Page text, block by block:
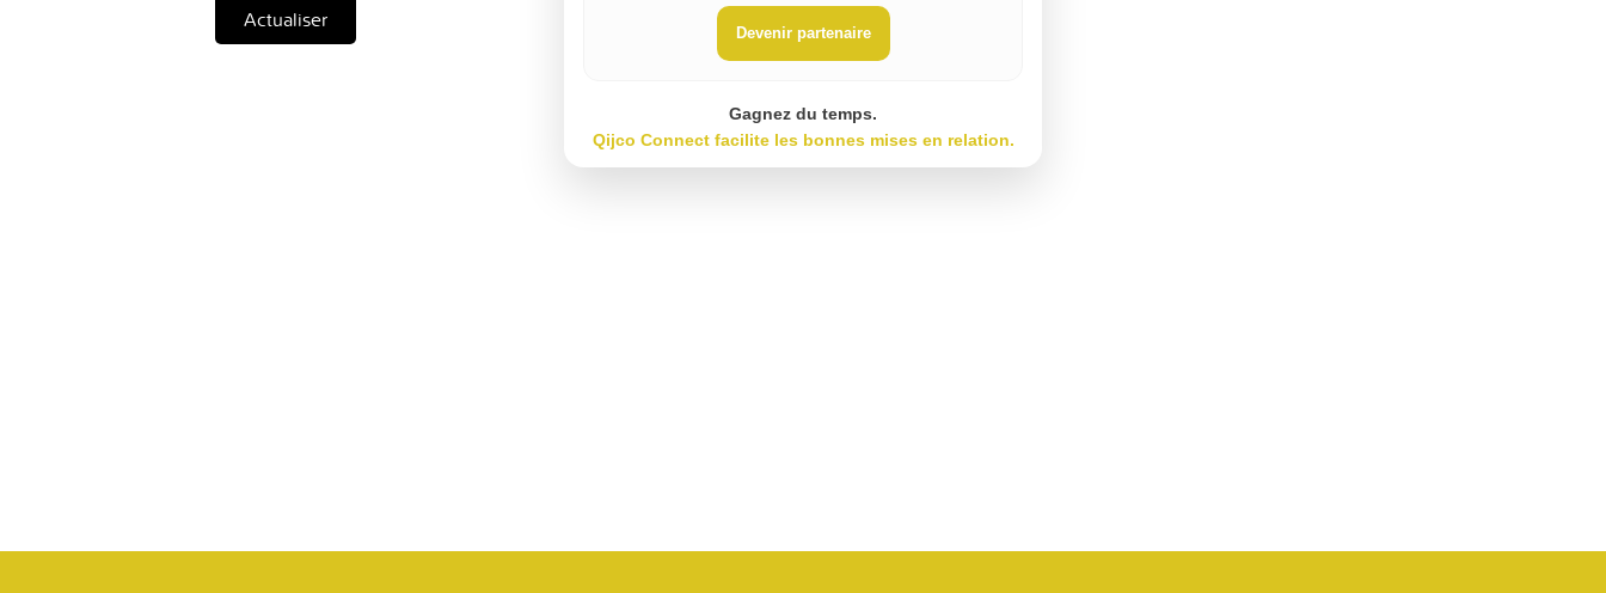
Actualiser
Devenir partenaire
Gagnez du temps.
Qijco Connect facilite les bonnes mises en relation.